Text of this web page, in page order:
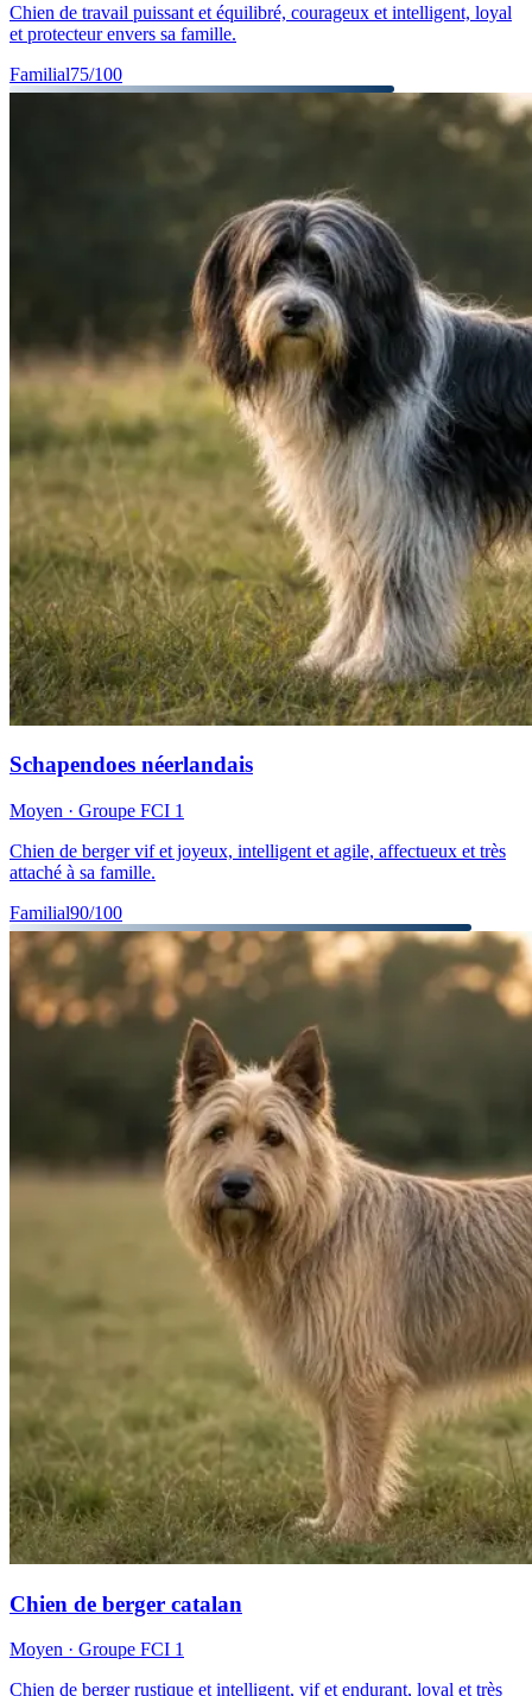
Chien de travail puissant et équilibré, courageux et intelligent, loyal
et protecteur envers sa famille.
Familial75/100
Schapendoes néerlandais
Moyen · Groupe FCI 1
Chien de berger vif et joyeux, intelligent et agile, affectueux et très
attaché à sa famille.
Familial90/100
Chien de berger catalan
Moyen · Groupe FCI 1
Chien de berger rustique et intelligent, vif et endurant, loyal et très